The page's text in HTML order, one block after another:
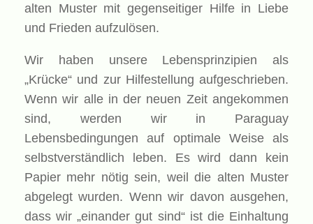
alten Muster mit gegenseitiger Hilfe in Liebe
und Frieden aufzulösen.
Wir haben unsere Lebensprinzipien als
„Krücke“ und zur Hilfestellung aufgeschrieben.
Wenn wir alle in der neuen Zeit angekommen
sind, werden wir in Paraguay
Lebensbedingungen auf optimale Weise als
selbstverständlich leben. Es wird dann kein
Papier mehr nötig sein, weil die alten Muster
abgelegt wurden. Wenn wir davon ausgehen,
dass wir „einander gut sind“ ist die Einhaltung